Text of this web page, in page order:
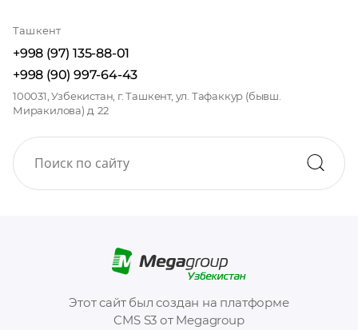
Этот сайт был создан на платформе
CMS S3 от Megagroup
Ташкент
+998 (97) 135-88-01
+998 (90) 997-64-43
100031, Узбекистан, г. Ташкент, ул. Тафаккур (бывш.
Миракилова) д. 22